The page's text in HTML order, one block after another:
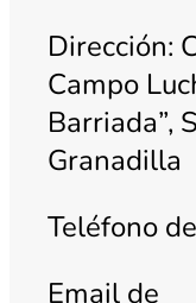
Dirección:
Campo
Barriada”,
Granadilla
Teléfono
Email de